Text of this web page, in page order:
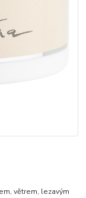
větrem, lezavým